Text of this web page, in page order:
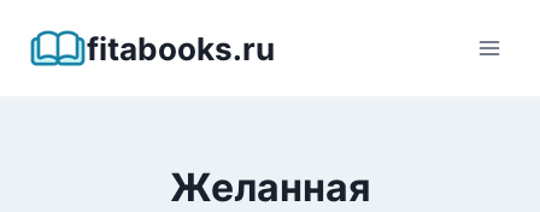
fitabooks.ru
Желанная